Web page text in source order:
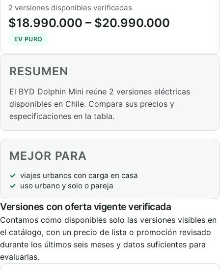
2 versiones disponibles verificadas
$18.990.000 – $20.990.000
EV PURO
RESUMEN
El BYD Dolphin Mini reúne 2 versiones eléctricas
disponibles en Chile. Compara sus precios y
especificaciones en la tabla.
MEJOR PARA
viajes urbanos con carga en casa
uso urbano y solo o pareja
Versiones con oferta vigente verificada
Contamos como disponibles solo las versiones visibles en
el catálogo, con un precio de lista o promoción revisado
durante los últimos seis meses y datos suficientes para
evaluarlas.